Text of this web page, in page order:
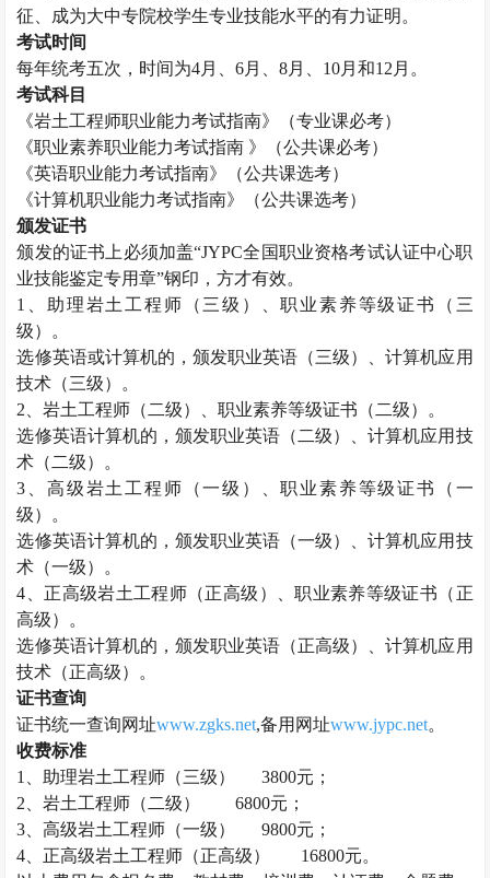
征、成为大中专院校学生专业技能水平的有力证明。
考试时间
每年统考五次，时间为4月、6月、8月、10月和12月。
考试科目
《岩土工程师职业能力考试指南》（专业课必考）
《职业素养职业能力考试指南 》（公共课必考）
《英语职业能力考试指南》（公共课选考）
《计算机职业能力考试指南》（公共课选考）
颁发证书
颁发的证书上必须加盖“JYPC全国职业资格考试认证中心职
业技能鉴定专用章”钢印，方才有效。
1、助理岩土工程师 （三级）、职业素养等级证书（三
级）。
选修英语或计算机的，颁发职业英语（三级）、计算机应用
技术（三级）。
2、岩土工程师 （二级）、职业素养等级证书（二级）。
选修英语计算机的，颁发职业英语（二级）、计算机应用技
术（二级）。
3、高级岩土工程师 （一级）、职业素养等级证书（一
级）。
选修英语计算机的，颁发职业英语（一级）、计算机应用技
术（一级）。
4、正高级岩土工程师 （正高级）、职业素养等级证书（正
高级）。
选修英语计算机的，颁发职业英语（正高级）、计算机应用
技术（正高级）。
证书查询
证书统一查询网址www.zgks.net,备用网址www.jypc.net。
收费标准
1、助理岩土工程师 （三级）
3800元；
2、岩土工程师 （二级）
6800元；
3、高级岩土工程师 （一级）
9800元；
4、正高级岩土工程师 （正高级）
16800元。